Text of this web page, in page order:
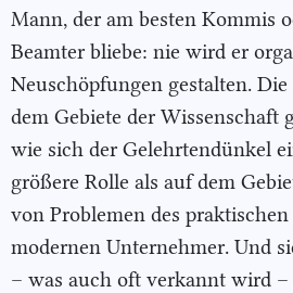
Mann, der am besten Kommis
Beamter bliebe: nie wird er
Neuschöpfungen gestalten.
dem Gebiete der Wissenschaft
wie sich der Gelehrtendünkel
größere Rolle als auf dem
von Problemen des
modernen Unternehmer. Und
– was auch oft verkannt wird –